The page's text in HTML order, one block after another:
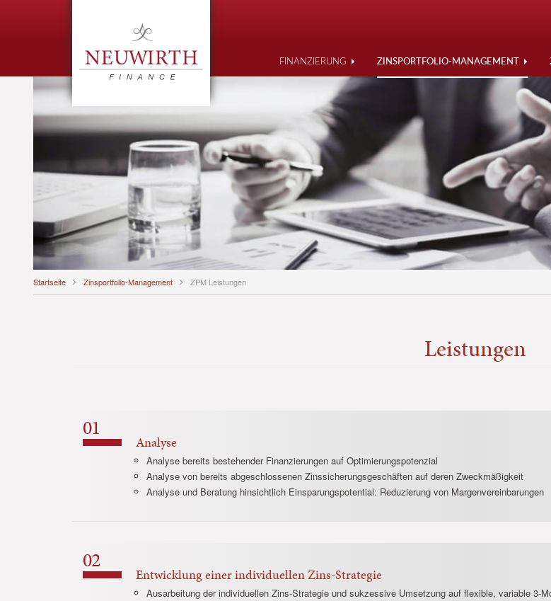
FINANZIERUNG ZINSPORTFOLIO-MANAGEMENT
Startseite Zinsportfolio-Management ZPM Leistungen
Leistungen
Analyse
Analyse bereits bestehender Finanzierungen auf Optimierungspotenzial
Analyse von bereits abgeschlossenen Zinssicherungsgeschäften auf deren Zweckmäßigkeit
Analyse und Beratung hinsichtlich Einsparungspotential: Reduzierung von Margenvereinbarungen
Entwicklung einer individuellen Zins-Strategie
Ausarbeitung der individuellen Zins-Strategie und sukzessive Umsetzung auf flexible, variable 3-